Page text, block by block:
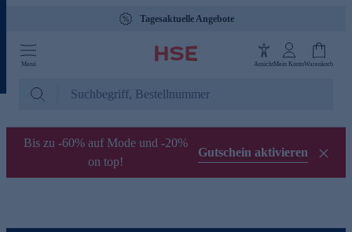
Tagesaktuelle Angebote
Menü AnsichtMein KontoWarenkorb
Bis zu -60% auf Mode und -20%
on top!
Gutschein aktivieren